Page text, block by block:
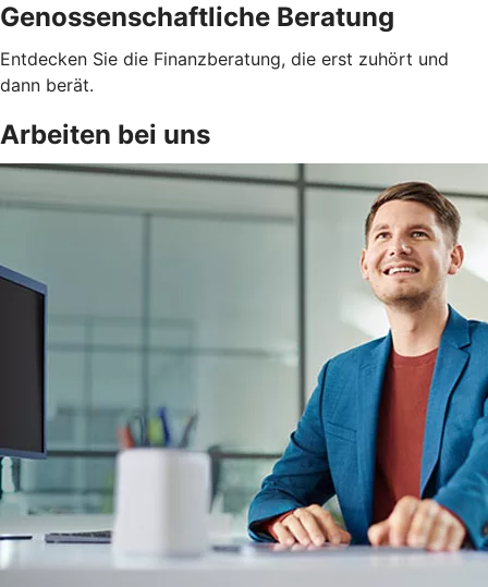
Genossenschaftliche Beratung
Entdecken Sie die Finanzberatung, die erst zuhört und
dann berät.
Arbeiten bei uns